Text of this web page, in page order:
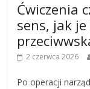
Ćwiczenia
sens, jak
2 czerwca 2026
Po operacji